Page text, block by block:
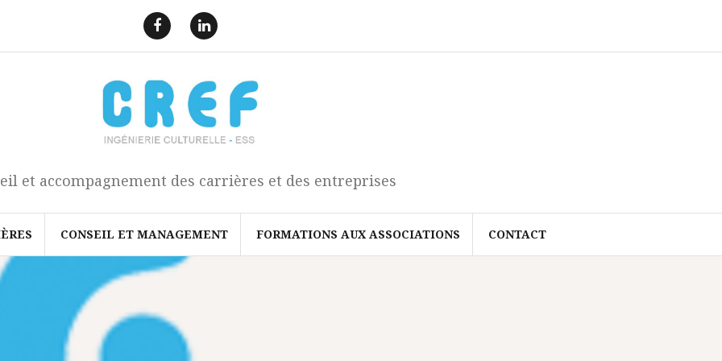
a
c
b
o
k
i
k
e
d
I
n
et accompagnement des carrières et des entreprises
CONSEIL ET MANAGEMENT FORMATIONS AUX ASSOCIATIONS CONTACT